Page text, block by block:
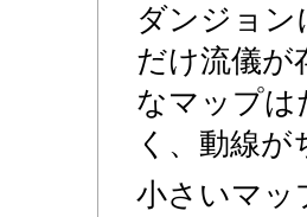
ダンジョン
だけ流儀が
なマップは
く、動線
小さいマッ